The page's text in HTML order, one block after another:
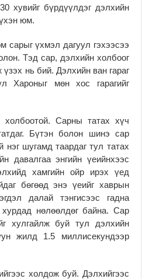
хувийг бүрдүүлдэг дэлхийн
юм.
сарыг үхмэл дагуул гэхээсээ
Тэд cap, дэлхийн холбоог
үзэх нь бий. Дэлхийн ван гараг
Хароныг мөн хос гарагийг
Сарны татах хүч
Бүтэн болон шинэ cap
нэг шугамд таардаг тул татах
давалгаа энгийн үеийнхээс
хамгийн ойр ирэх үед
бөгөөд энэ үеийг хаврын
далай тэнгисээс гадна
хурдад нөлөөлдөг байна. Cap
хулгайлж буй тул дэлхийн
жилд 1.5 миллисекундээр
холдож буй. Дэлхийгээс